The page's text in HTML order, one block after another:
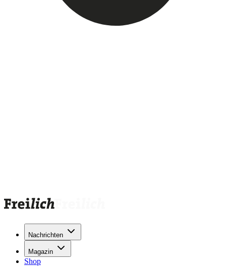
Nachrichten
Magazin
Shop